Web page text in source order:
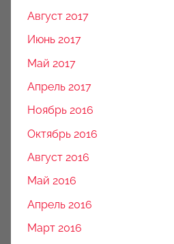
Август 2017
Июнь 2017
Май 2017
Апрель 2017
Ноябрь 2016
Октябрь 2016
Август 2016
Май 2016
Апрель 2016
Март 2016